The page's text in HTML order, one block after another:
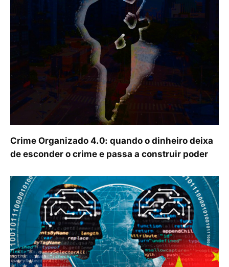
Crime Organizado 4.0: quando o dinheiro deixa
de esconder o crime e passa a construir poder